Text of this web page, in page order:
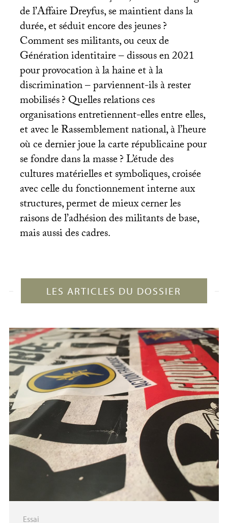
de l’Affaire Dreyfus, se maintient dans la
durée, et séduit encore des jeunes?
Comment ses militants, ou ceux de
Génération identitaire – dissous en 2021
pour provocation à la haine et à la
discrimination – parviennent-ils à rester
mobilisés? Quelles relations ces
organisations entretiennent-elles entre elles,
et avec le Rassemblement national, à l’heure
où ce dernier joue la carte républicaine pour
se fondre dans la masse? L’étude des
cultures matérielles et symboliques, croisée
avec celle du fonctionnement interne aux
structures, permet de mieux cerner les
raisons de l’adhésion des militants de base,
mais aussi des cadres.
LES ARTICLES DU DOSSIER
Essai